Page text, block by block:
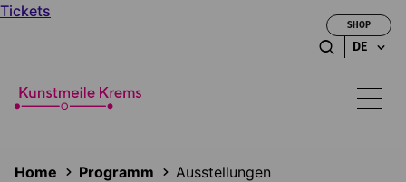
SHOP
Tickets
DE
Home Programm Ausstellungen